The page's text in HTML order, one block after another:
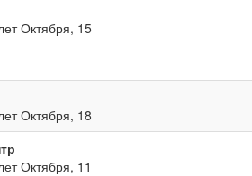
Октября, 15
Октября, 18
Октября, 11